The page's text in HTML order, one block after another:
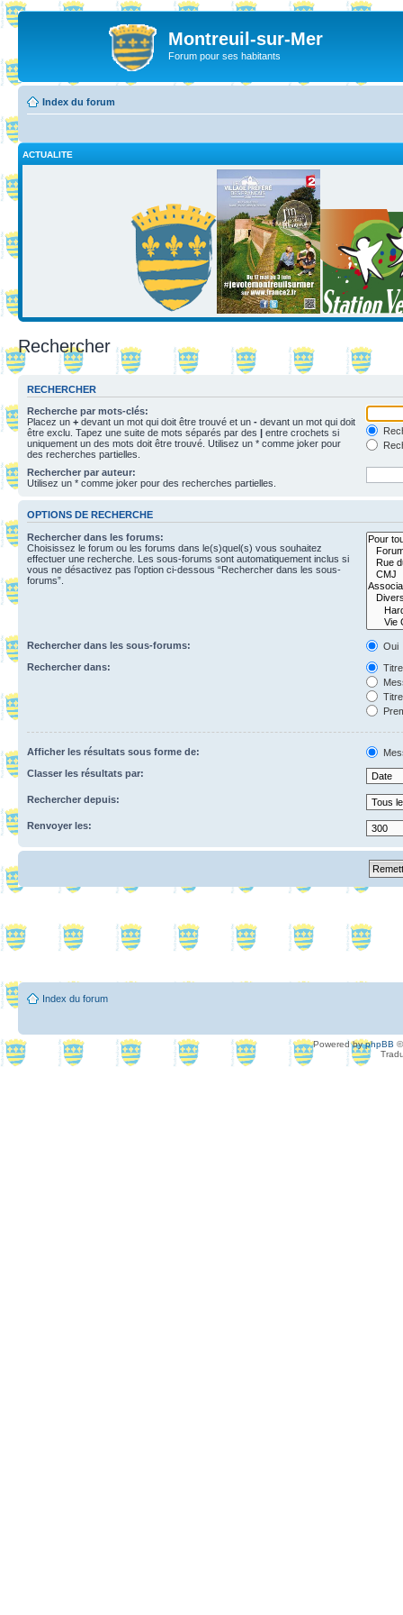
Montreuil-sur-Mer
Forum pour ses habitants
Index du forum
ACTUALITE
Rechercher
RECHERCHER
Recherche par mots-clés:
Placez un + devant un mot qui doit être trouvé et un - devant un mot qui doit
être exclu. Tapez une suite de mots séparés par des | entre crochets si
uniquement un des mots doit être trouvé. Utilisez un * comme joker pour
des recherches partielles.
Rechercher par auteur:
Utilisez un * comme joker pour des recherches partielles.
OPTIONS DE RECHERCHE
Rechercher dans les forums:
Choisissez le forum ou les forums dans le(s)quel(s) vous souhaitez
effectuer une recherche. Les sous-forums sont automatiquement inclus si
vous ne désactivez pas l’option ci-dessous “Rechercher dans les sous-
forums”.
Rechercher dans les sous-forums:
Oui
Rechercher dans:
Afficher les résultats sous forme de:
Classer les résultats par:
Rechercher depuis:
Renvoyer les:
Index du forum
Powered byphpBB